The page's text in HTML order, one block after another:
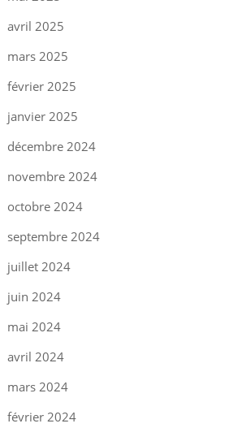
avril 2025
mars 2025
février 2025
janvier 2025
décembre 2024
novembre 2024
octobre 2024
septembre 2024
juillet 2024
juin 2024
mai 2024
avril 2024
mars 2024
février 2024